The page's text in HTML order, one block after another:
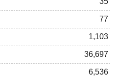
77
1,103
36,697
6,536